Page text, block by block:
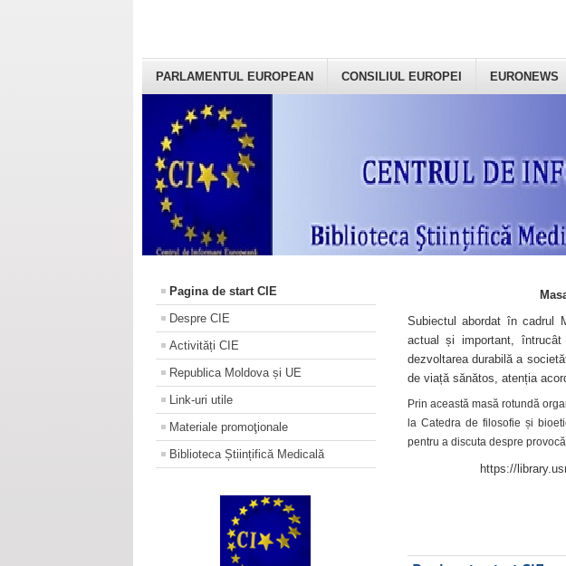
PARLAMENTUL EUROPEAN CONSILIUL EUROPEI EURONEWS
Pagina de start CIE
Despre CIE
Activități CIE
Republica Moldova și UE
Link-uri utile
Materiale promoţionale
Biblioteca Științifică Medicală
Subiectul abordat în cadrul
actual și important, întrucât
dezvoltarea durabilă a
de viață sănătos, atenția
Prin această masă rotundă
la Catedra de filosofie și
pentru a discuta despre
https://